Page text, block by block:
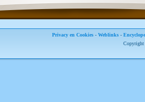
Privacy en Cookies- Weblinks-